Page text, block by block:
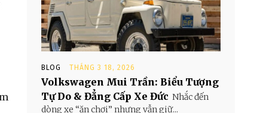
BLOG THÁNG 3 18, 2026
Volkswagen Mui Trần: Biểu Tượng
Tự Do & Đẳng Cấp Xe Đức Nhắc đến
dòng xe “ăn chơi” nhưng vẫn giữ...